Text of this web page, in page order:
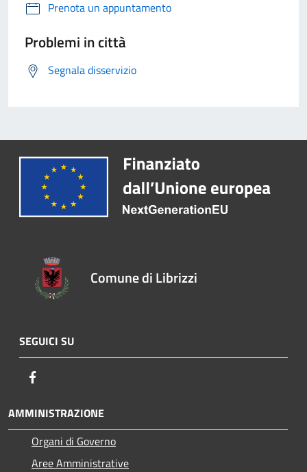
Prenota un appuntamento
Problemi in città
Segnala disservizio
Comune di Librizzi
SEGUICI SU
AMMINISTRAZIONE
Organi di Governo
Aree Amministrative